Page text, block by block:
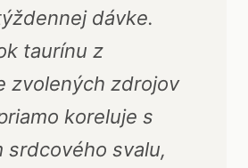
dávke.
taurínu z
zvolených zdrojov
koreluje s
srdcového svalu,